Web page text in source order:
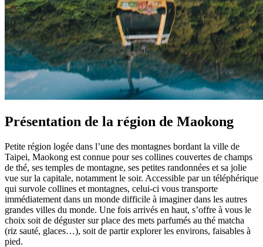
Présentation de la région de Maokong
Petite région logée dans l’une des montagnes bordant la ville de
Taipei, Maokong est connue pour ses collines couvertes de champs
de thé, ses temples de montagne, ses petites randonnées et sa jolie
vue sur la capitale, notamment le soir. Accessible par un téléphérique
qui survole collines et montagnes, celui-ci vous transporte
immédiatement dans un monde difficile à imaginer dans les autres
grandes villes du monde. Une fois arrivés en haut, s’offre à vous le
choix soit de déguster sur place des mets parfumés au thé matcha
(riz sauté, glaces…), soit de partir explorer les environs, faisables à
pied.